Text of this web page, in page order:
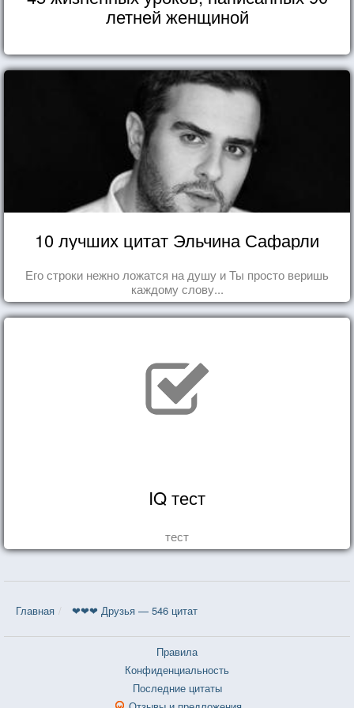
летней женщиной
10 лучших цитат Эльчина Сафарли
Его строки нежно ложатся на душу и Ты просто веришь
каждому слову...
IQ тест
тест
Главная ❤❤❤ Друзья — 546 цитат
Правила
Конфиденциальность
Последние цитаты